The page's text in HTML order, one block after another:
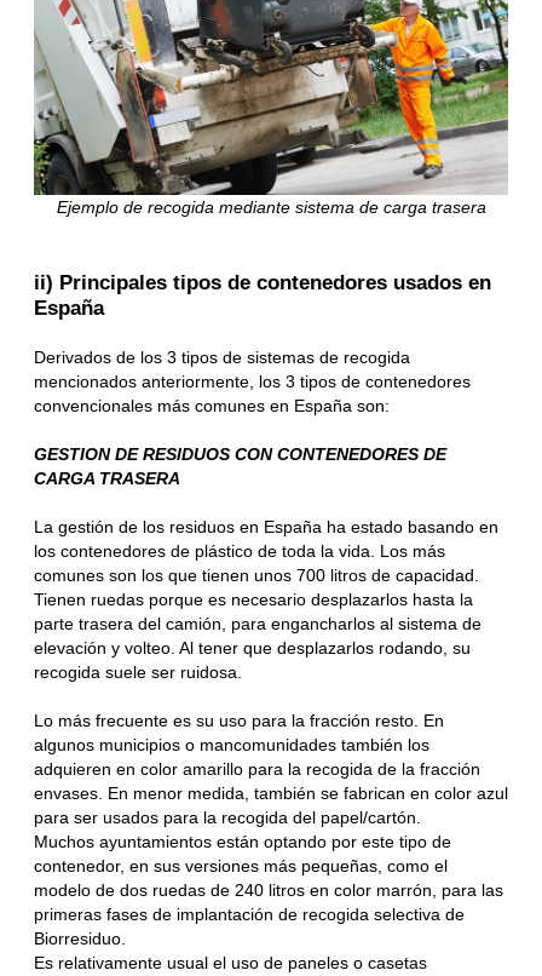
Ejemplo de recogida mediante sistema de carga trasera
ii) Principales tipos de contenedores usados en
España
Derivados de los 3 tipos de sistemas de recogida
mencionados anteriormente, los 3 tipos de contenedores
convencionales más comunes en España son:
GESTION DE RESIDUOS CON CONTENEDORES DE
CARGA TRASERA
La gestión de los residuos en España ha estado basando en
los contenedores de plástico de toda la vida. Los más
comunes son los que tienen unos 700 litros de capacidad.
Tienen ruedas porque es necesario desplazarlos hasta la
parte trasera del camión, para engancharlos al sistema de
elevación y volteo. Al tener que desplazarlos rodando, su
recogida suele ser ruidosa.
Lo más frecuente es su uso para la fracción resto. En
algunos municipios o mancomunidades también los
adquieren en color amarillo para la recogida de la fracción
envases. En menor medida, también se fabrican en color azul
para ser usados para la recogida del papel/cartón.
Muchos ayuntamientos están optando por este tipo de
contenedor, en sus versiones más pequeñas, como el
modelo de dos ruedas de 240 litros en color marrón, para las
primeras fases de implantación de recogida selectiva de
Biorresiduo.
Es relativamente usual el uso de paneles o casetas